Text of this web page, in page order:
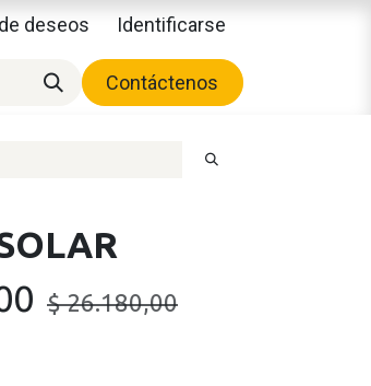
deseos Identificarse
Contáctenos
$26.180,00